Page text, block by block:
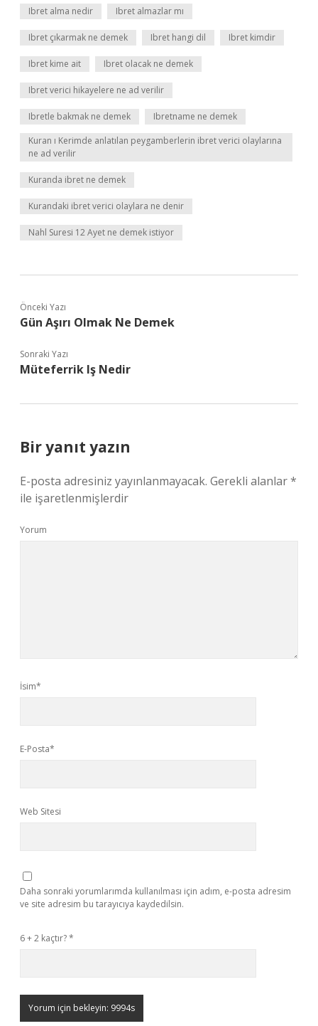
Ibret alma nedir Ibret almazlar mı
Ibret çıkarmak ne demek Ibret hangi dil Ibret kimdir
Ibret kime ait Ibret olacak ne demek
Ibret verici hikayelere ne ad verilir
Ibretle bakmak ne demek
Ibretname ne demek
Kuran ı Kerimde anlatılan peygamberlerin ibret verici olaylarına
ne ad verilir
Kuranda ibret ne demek
Kurandaki ibret verici olaylara ne denir
Nahl Suresi 12 Ayet ne demek istiyor
Önceki Yazı
Gün Aşırı Olmak Ne Demek
Sonraki Yazı
Müteferrik Iş Nedir
Bir yanıt yazın
E-posta adresiniz yayınlanmayacak. Gerekli alanlar*
ile işaretlenmişlerdir
Yorum
İsim*
E-Posta*
Web Sitesi
Daha sonraki yorumlarımda kullanılması için adım, e-posta adresim
ve site adresim bu tarayıcıya kaydedilsin.
6 + 2 kaçtır?*